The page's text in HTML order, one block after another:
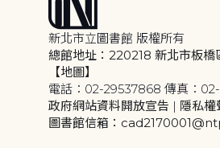
新北市立圖書館 版權所有
總館地址：220218 新北市板橋
【地圖】
電話：02-29537868 傳真：
政府網站資料開放宣告 | 隱私權
圖書館信箱：